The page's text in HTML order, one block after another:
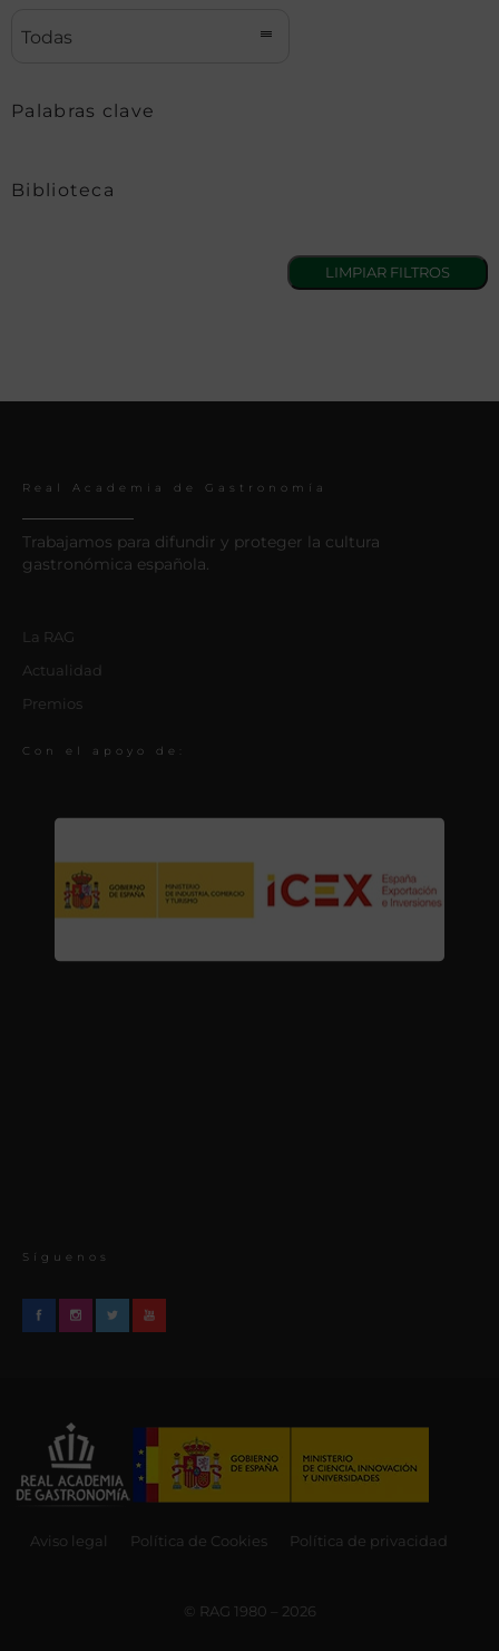
Todas
Palabras clave
Biblioteca
Real Academia de Gastronomía
Trabajamos para difundir y proteger la cultura
gastronómica española.
La RAG
Actualidad
Premios
Con el apoyo de:
Síguenos
Aviso legal Política de Cookies Política de privacidad
© RAG 1980 – 2026